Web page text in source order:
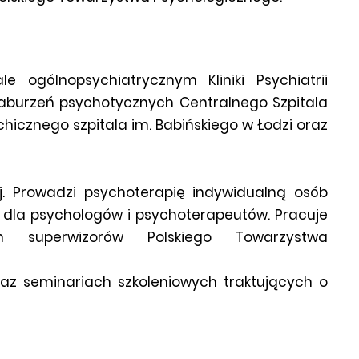
ogólnopsychiatrycznym Kliniki Psychiatrii
psychotycznych Centralnego Szpitala
szpitala im. Babińskiego w Łodzi oraz
psychoterapię indywidualną osób
psychologów i psychoterapeutów. Pracuje
Polskiego Towarzystwa
seminariach szkoleniowych traktujących o